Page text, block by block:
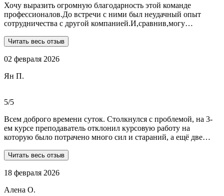
Хочу выразить огромную благодарность этой команде
профессионалов.До встречи с ними был неудачный опыт
сотрудничества с другой компанией.И,сравнив,могу
профессионалов.Условия,сроки были сразу оговорены и четко
уровне.А если возникали вопросы или проблемы,то помощь
помощь студентам,то только-сюда.Огромное спасибо!!!
Читать весь отзыв
02 февраля 2026
Ян П.
5/5
Всем доброго времени суток. Столкнулся с проблемой, на 3-
ем курсе преподаватель отклонил курсовую работу на
которую было потрачено много сил и стараний, а ещё две
обратился в Dist-help. Первый раз, были опасения и по срокам,
Ребята большие профессионалы, Алёна лучшая! Всё
Общение вызвало только позитивные эмоции. Все три работы
Читать весь отзыв
18 февраля 2026
Алена О.